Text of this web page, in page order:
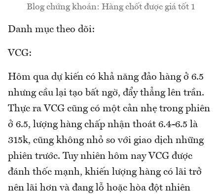
Blog chứng khoán: Hàng chốt được giá tốt 1
Danh mục theo dõi:
VCG:
Hôm qua dự kiến có khả năng đảo hàng ở 6.5
nhưng cầu lại tạo bất ngờ, đẩy thẳng lên trần.
Thực ra VCG cũng có một cản nhẹ trong phiên
ở 6.5, lượng hàng chấp nhận thoát 6.4-6.5 là
315k, cũng không nhỏ so với giao dịch những
phiên trước. Tuy nhiên hôm nay VCG được
đánh thốc mạnh, khiến lượng hàng có lãi trở
nên lãi hơn và đang lỗ hoặc hòa đột nhiên